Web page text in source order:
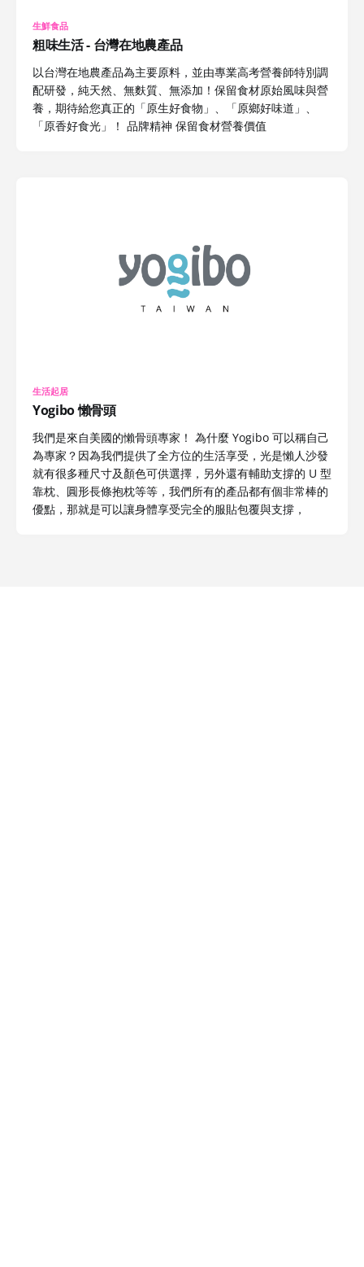
生鮮食品
粗味生活 - 台灣在地農產品
以台灣在地農產品為主要原料，並由專業高考營養師特別調
配研發，純天然、無麩質、無添加！保留食材原始風味與營
養，期待給您真正的「原生好食物」、「原鄉好味道」、
「原香好食光」！ 品牌精神 保留食材營養價值
生活起居
Yogibo 懶骨頭
我們是來自美國的懶骨頭專家！ 為什麼 Yogibo 可以稱自己
為專家？因為我們提供了全方位的生活享受，光是懶人沙發
就有很多種尺寸及顏色可供選擇，另外還有輔助支撐的 U 型
靠枕、圓形長條抱枕等等，我們所有的產品都有個非常棒的
優點，那就是可以讓身體享受完全的服貼包覆與支撐，